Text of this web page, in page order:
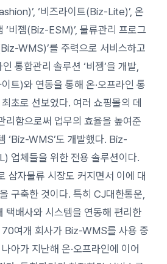
‘비즈라이트(Biz-Lite)’, 온
‘비젬(Biz-ESM)’, 물류관리 프로그
WMS)’를 주력으로 서비스하고
통합관리 솔루션 ‘비젬’을 개발,
트)와 연동을 통해 온·오프라인 통
초로 선보였다. 여러 쇼핑몰의 데
리함으로써 업무의 효율을 높여준
‘Biz-WMS’도 개발했다. Biz-
업체들을 위한 전용 솔루션이다.
삼자물류 시장도 커지면서 이에 대
구축한 것이다. 특히 CJ대한통운,
택배사와 시스템을 연동해 편리한
70여개 회사가 Biz-WMS를 사용 중
아가 지난해 온·오프라인에 이어